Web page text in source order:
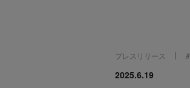
プレスリリース #
2025.6.19